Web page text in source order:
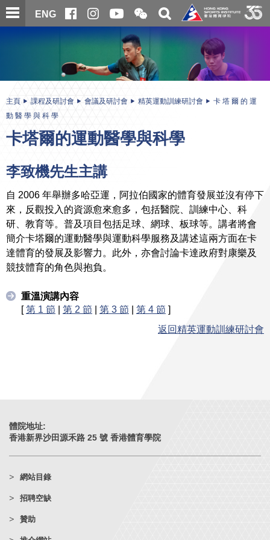
跳
至
ENG
開
合
信
二
維
碼
關
搜
主頁 課程及研討會 會議及研討會 精英運動訓練研討會
卡 塔 爾 的 運
動 醫 學 與 科 學
卡塔爾的運動醫學與科學
李致機先生主講
自 2006 年舉辦多哈亞運，阿拉伯國家的體育發展並沒有停下
來，反觀投入的資源愈來愈多，包括醫院、訓練中心、科
研、教育等。普及項目包括足球、網球、板球等。講者將會
簡介卡塔爾的運動醫學與運動科學服務及講述這兩方面在卡
達體育的發展及影響力。此外，亦會討論卡達政府對康樂及
競技體育的角色與抱負。
重溫演講內容
[第 1 節 | 第 2 節 | 第 3 節 | 第 4 節 ]
返回精英運動訓練研討會
體院地址:
香港新界沙田源禾路 25 號 香港體育學院
網站目錄
招聘空缺
贊助